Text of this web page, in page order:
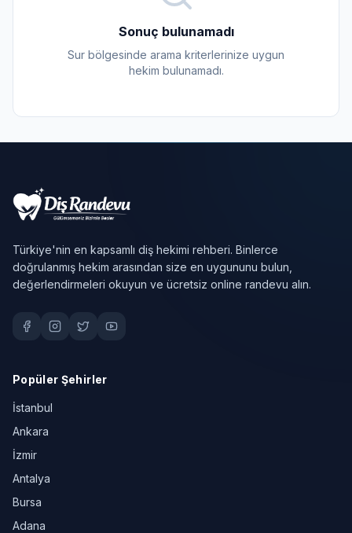
Sonuç bulunamadı
Sur bölgesinde arama kriterlerinize uygun
hekim bulunamadı.
Türkiye'nin en kapsamlı diş hekimi rehberi. Binlerce
doğrulanmış hekim arasından size en uygununu bulun,
değerlendirmeleri okuyun ve ücretsiz online randevu alın.
Popüler Şehirler
İstanbul
Ankara
İzmir
Antalya
Bursa
Adana